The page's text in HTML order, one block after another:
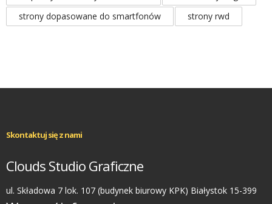
strony dopasowane do smartfonów
strony rwd
Skontaktuj się z nami
Clouds Studio Graficzne
ul. Składowa 7 lok. 107 (budynek biurowy KPK) Białystok 15-399